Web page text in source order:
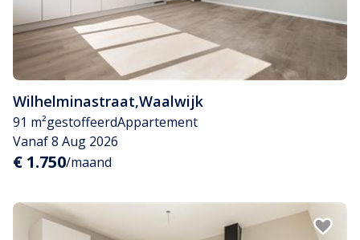
Wilhelminastraat,Waalwijk
91 m²gestoffeerdAppartement
Vanaf 8 Aug 2026
€ 1.750/maand